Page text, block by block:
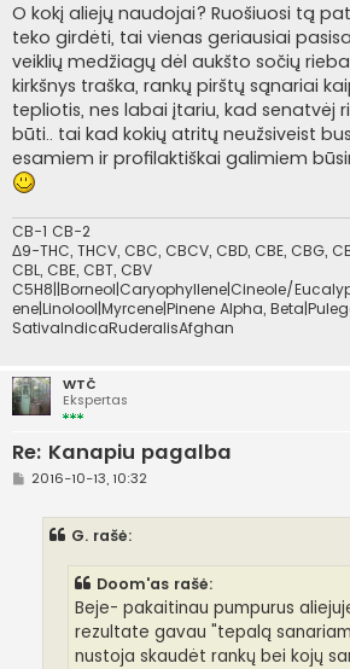
O kokį aliejų naudojai? Ruošiuosi tą
teko girdėti, tai vienas geriausiai
veiklių medžiagų dėl aukšto sočių
kirkšnys traška, rankų pirštų sąnariai
tepliotis, nes labai įtariu, kad senatvėj
būti.. tai kad kokių atritų neužsiveist
esamiem ir profilaktiškai galimiem
CB-1 CB-2
Δ9-THC, THCV, CBC, CBCV, CBD, CBE, CBG,
CBL, CBE, CBT, CBV
C5H8||Borneol|Caryophyllene|Cineole/
ene|Linolool|Myrcene|Pinene Alpha,
SativaIndicaRuderalisAfghan
WTČ
Ekspertas
Re: Kanapiu pagalba
S2016-10-13, 10:32
G. rašė:
Doom'as rašė:
Beje- pakaitinau pumpurus
rezultate gavau "tepalą
nustoja skaudėt rankų bei kojų